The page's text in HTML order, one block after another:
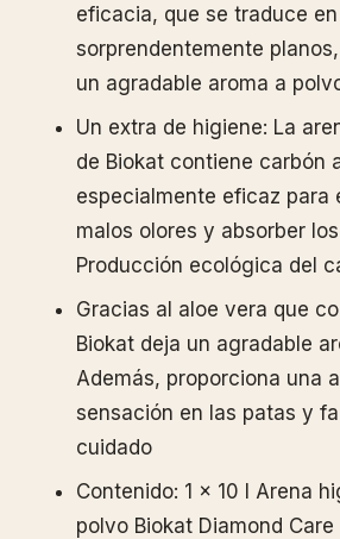
eficacia, que se traduce
sorprendentemente
un agradable aroma a
Un extra de higiene: La
de Biokat contiene carbón
especialmente eficaz para
malos olores y absorber
Producción ecológica del
Gracias al aloe vera que
Biokat deja un agradable
Además, proporciona una
sensación en las patas y
cuidado
Contenido: 1 x 10 l Arena
polvo Biokat Diamond Care